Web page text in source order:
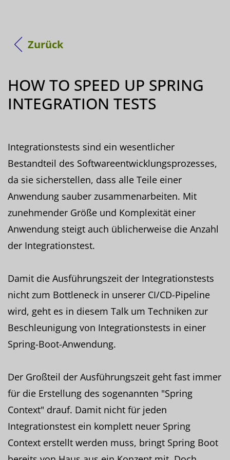
Zurück
HOW TO SPEED UP SPRING
INTEGRATION TESTS
Integrationstests sind ein wesentlicher
Bestandteil des Softwareentwicklungsprozesses,
da sie sicherstellen, dass alle Teile einer
Anwendung sauber zusammenarbeiten. Mit
zunehmender Größe und Komplexität einer
Anwendung steigt auch üblicherweise die Anzahl
der Integrationstest.
Damit die Ausführungszeit der Integrationstests
nicht zum Bottleneck in unserer CI/CD-Pipeline
wird, geht es in diesem Talk um Techniken zur
Beschleunigung von Integrationstests in einer
Spring-Boot-Anwendung.
Der Großteil der Ausführungszeit geht fast immer
für die Erstellung des sogenannten "Spring
Context" drauf. Damit nicht für jeden
Integrationstest ein komplett neuer Spring
Context erstellt werden muss, bringt Spring Boot